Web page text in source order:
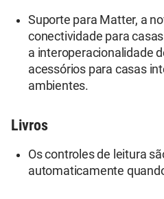
Suporte para Matter, a
conectividade para
a interoperacionalidade
acessórios para casas
ambientes.
Livros
Os controles de leitura
automaticamente